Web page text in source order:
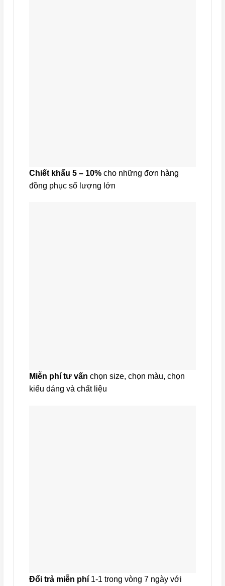
Chiết khấu 5 – 10%cho những đơn hàng
đồng phục số lượng lớn
Miễn phí tư vấn chọn size, chọn màu, chọn
kiểu dáng và chất liệu
Đổi trả miễn phí1-1 trong vòng 7 ngày với